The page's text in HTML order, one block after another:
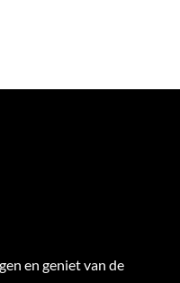
en geniet van de